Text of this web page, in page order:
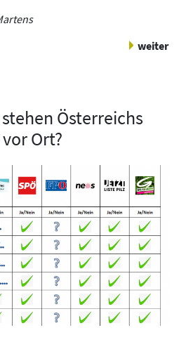
weiter
Österreichs
Ort?